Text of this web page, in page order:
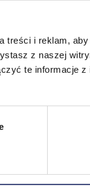
i reklam,
z naszej
te informacje